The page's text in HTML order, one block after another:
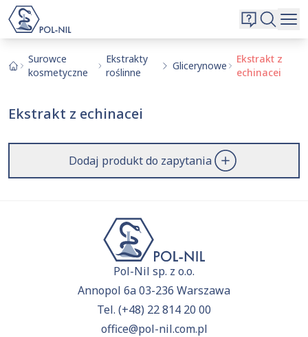
O nas
Kontakt
Surowce
kosmetyczne
Ekstrakty
roślinne
Glicerynowe
Ekstrakt z
echinacei
Ekstrakt z echinacei
Dodaj produkt do zapytania
Pol-Nil sp. z o.o.
Annopol 6a 03-236 Warszawa
Tel. (+48) 22 814 20 00
office@pol-nil.com.pl
Wybrane surowce i substancje
Aktualnie niczego nie dodałeś do zapytania.
Wyszukiwarka
Szukaj